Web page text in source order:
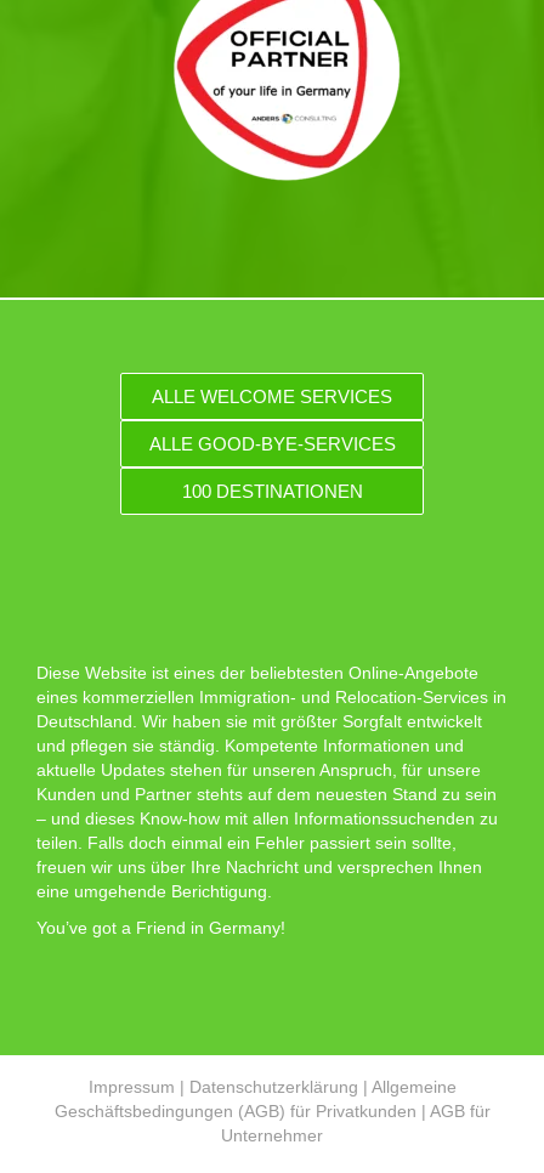
ALLE WELCOME SERVICES
ALLE GOOD-BYE-SERVICES
100 DESTINATIONEN
Diese Website ist eines der beliebtesten Online-Angebote
eines kommerziellen Immigration- und Relocation-Services in
Deutschland. Wir haben sie mit größter Sorgfalt entwickelt
und pflegen sie ständig. Kompetente Informationen und
aktuelle Updates stehen für unseren Anspruch, für unsere
Kunden und Partner stehts auf dem neuesten Stand zu sein
– und dieses Know-how mit allen Informationssuchenden zu
teilen. Falls doch einmal ein Fehler passiert sein sollte,
freuen wir uns über Ihre Nachricht und versprechen Ihnen
eine umgehende Berichtigung.
You’ve got a Friend in Germany!
Impressum | Datenschutzerklärung | Allgemeine
Geschäftsbedingungen (AGB) für Privatkunden | AGB für
Unternehmer